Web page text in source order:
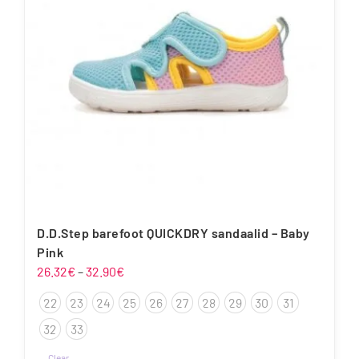
D.D.Step barefoot QUICKDRY sandaalid – Baby
Pink
26.32€ –32.90€
26.32€
kuni
22 23 24 25 26 27 28 29 30
31
32
33